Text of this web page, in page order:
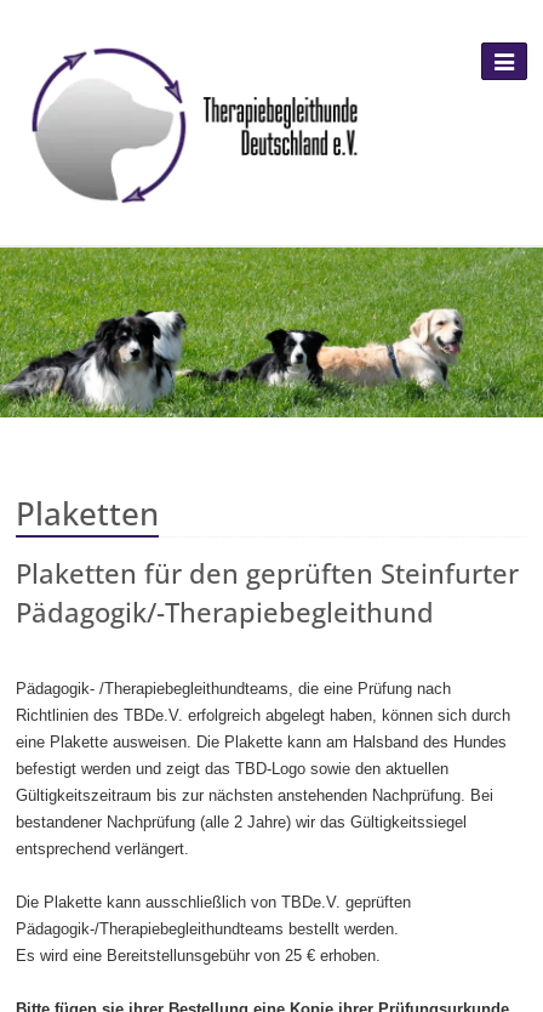
Plaketten
Plaketten für den geprüften Steinfurter
Pädagogik/-Therapiebegleithund
Pädagogik- /Therapiebegleithundteams, die eine Prüfung nach
Richtlinien des TBDe.V. erfolgreich abgelegt haben, können sich durch
eine Plakette ausweisen. Die Plakette kann am Halsband des Hundes
befestigt werden und zeigt das TBD-Logo sowie den aktuellen
Gültigkeitszeitraum bis zur nächsten anstehenden Nachprüfung. Bei
bestandener Nachprüfung (alle 2 Jahre) wir das Gültigkeitssiegel
entsprechend verlängert.
Die Plakette kann ausschließlich von TBDe.V. geprüften
Pädagogik-/Therapiebegleithundteams bestellt werden.
Es wird eine Bereitstellunsgebühr von 25 € erhoben.